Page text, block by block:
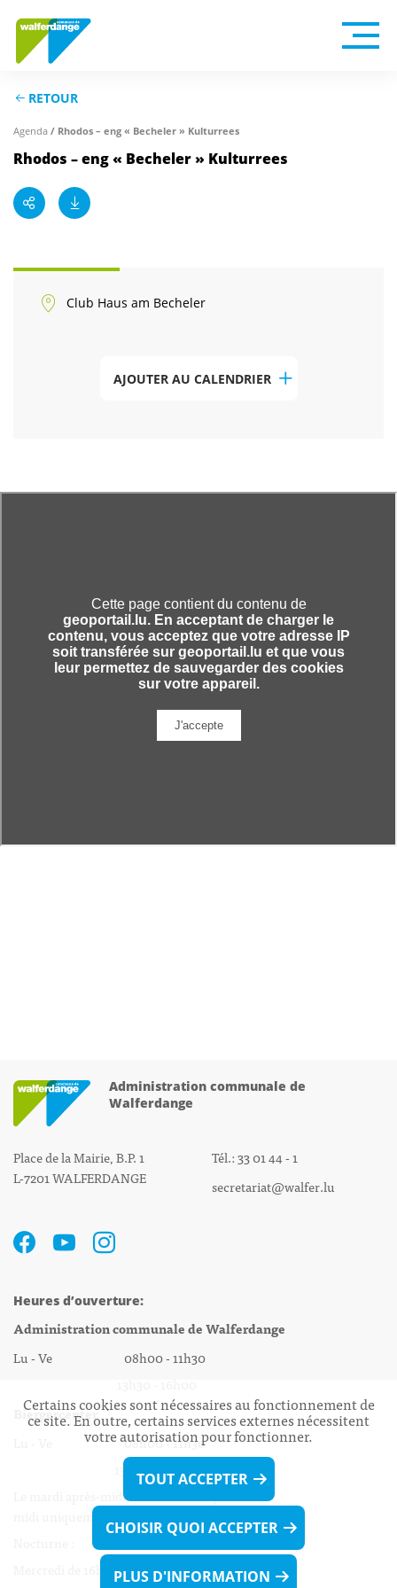
RETOUR
Agenda / Rhodos – eng « Becheler » Kulturrees
Rhodos – eng « Becheler » Kulturrees
Club Haus am Becheler
AJOUTER AU CALENDRIER
Administration communale de
Walferdange
Place de la Mairie, B.P. 1
L-7201 WALFERDANGE
Tél.: 33 01 44 - 1
secretariat@walfer.lu
Heures d’ouverture:
Administration communale de Walferdange
Lu - Ve 08h00 - 11h30
Biergercenter
Lu - Ve 08h00 - 11h30
13h30 - 16h00
Le mardi après-midi et le vendredi après-
midi uniquement sur Rdv.
Mercredi de 16h00 - 18h45 uniquement sur Rdv
Certains cookies sont nécessaires au fonctionnement de
ce site. En outre, certains services externes nécessitent
votre autorisation pour fonctionner.
TOUT ACCEPTER
CHOISIR QUOI ACCEPTER
PLUS D'INFORMATION